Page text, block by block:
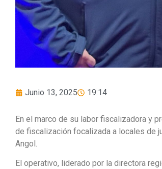
Junio 13, 2025 19:14
En el marco de su labor fiscalizadora y
de fiscalización focalizada a locales de
Angol.
El operativo, liderado por la directora